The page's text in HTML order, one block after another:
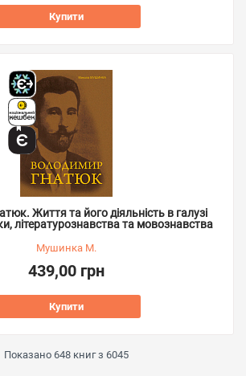
Купити
Життя та його діяльність в галузі
літературознавства та мовознавства
Мушинка М.
439,00 грн
Купити
Показано 648книг з 6045